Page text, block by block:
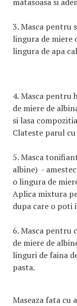
3.Masca pentru
lingura de miere
lingura de apa
4.Masca pentru
de miere de
si lasa
Clateste parul
5.Masca
albine) -
o lingura de
Aplica mixtura
dupa care o poti
6.Masca pentru
de miere de
linguri de faina
pasta.
Maseaza fata cu